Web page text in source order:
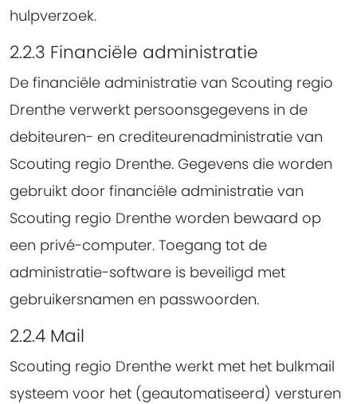
hulpverzoek.
2.2.3 Financiële administratie
De financiële administratie van Scouting regio
Drenthe verwerkt persoonsgegevens in de
debiteuren- en crediteurenadministratie van
Scouting regio Drenthe. Gegevens die worden
gebruikt door financiële administratie van
Scouting regio Drenthe worden bewaard op
een privé-computer. Toegang tot de
administratie-software is beveiligd met
gebruikersnamen en passwoorden.
2.2.4 Mail
Scouting regio Drenthe werkt met het bulkmail
systeem voor het (geautomatiseerd) versturen